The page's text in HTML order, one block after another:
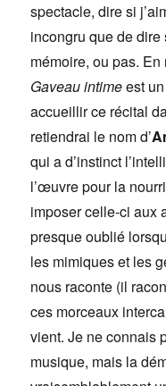
spectacle, dire si
incongru que de dire
mémoire, ou pas.
Gaveau intimeest
accueillir ce récital
retiendrai le nom d’
qui a d’instinct
l’œuvre pour la
imposer celle-ci aux
presque oublié
les mimiques et les
nous raconte (il
ces morceaux
vient. Je ne connais
musique, mais la